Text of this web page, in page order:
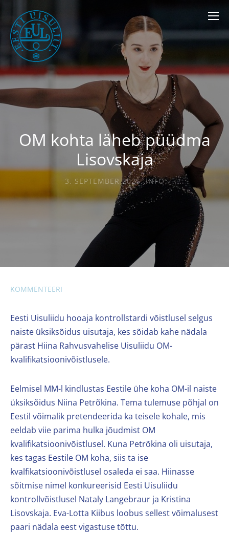
OM kohta läheb püüdma
Lisovskaja
3. SEPTEMBER 2025,INFO
KOMMENTEERI
Eesti Uisuliidu hooaja kontrollstardi võistlusel selgus
naiste üksiksõidus uisutaja, kes sõidab kahe nädala
pärast Hiina Rahvusvahelise Uisuliidu OM-
kvalifikatsioonivõistlusele.
Eelmisel MM-l kindlustas Eestile ühe koha OM-il naiste
üksiksõidus Niina Petrõkina. Tema tulemuse põhjal on
Eestil võimalik pretendeerida ka teisele kohale, mis
eeldab viie parima hulka jõudmist OM
kvalifikatsioonivõistlusel. Kuna Petrõkina oli uisutaja,
kes tagas Eestile OM koha, siis ta ise
kvalfikatsioonivõistlusel osaleda ei saa. Hiinasse
sõitmise nimel konkureerisid Eesti Uisuliidu
kontrollvõistlusel Nataly Langebraur ja Kristina
Lisovskaja. Eva-Lotta Kiibus loobus sellest võimalusest
paari nädala eest vigastuse tõttu.